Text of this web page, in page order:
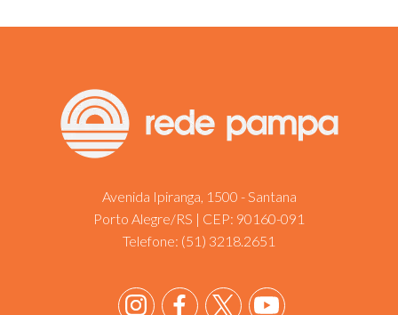
Avenida Ipiranga, 1500 - Santana
Porto Alegre/RS | CEP: 90160-091
Telefone: (51) 3218.2651